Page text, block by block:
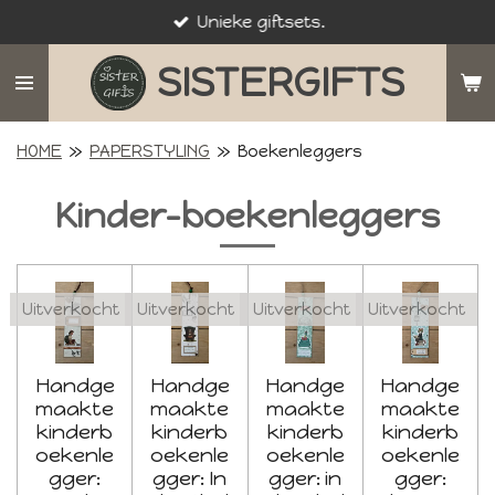
naar
SISTERGIFTS
Unieke giftsets.
HOME » PAPERSTYLING » Boekenleggers
Kinder-boekenleggers
Uitverkocht
Handge
maakte
kinderb
oekenle
gger:
Uitverkocht
Handge
maakte
kinderb
oekenle
gger: In
Uitverkocht
Handge
maakte
kinderb
oekenle
gger: in
Uitverkocht
Handge
maakte
kinderb
oekenle
gger: